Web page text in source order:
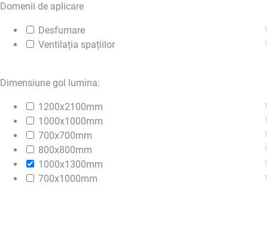
Domenii de aplicare
Desfumare 1
Ventilația spațiilor 1
Dimensiune gol lumina:
1200x2100mm 1
1000x1000mm 1
700x700mm 1
800x800mm 1
1000x1300mm 1
700x1000mm 1